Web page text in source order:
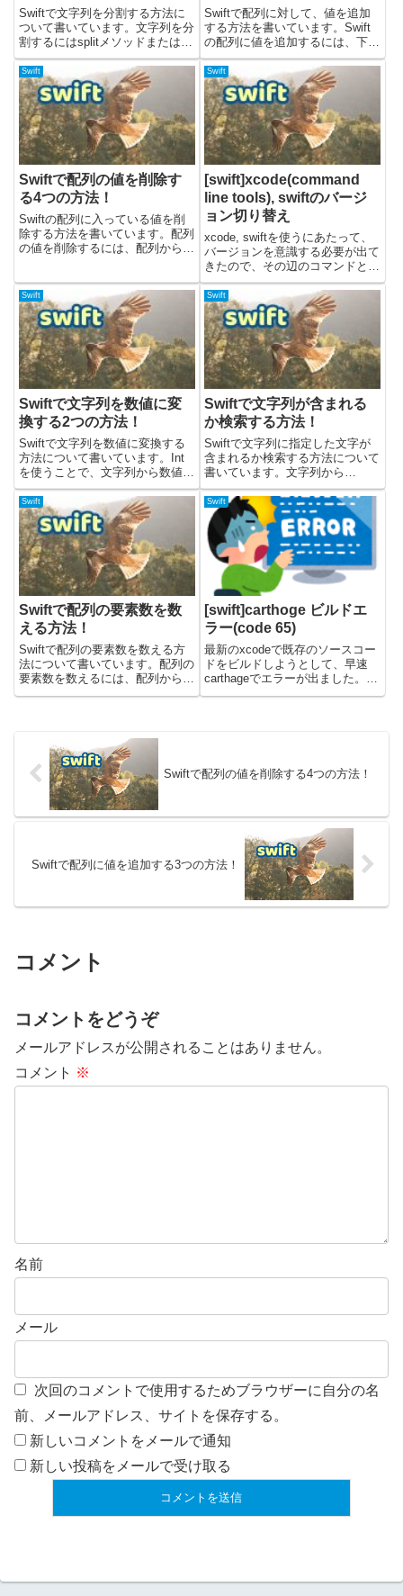
Swiftで文字列を分割する方法に
ついて書いています。文字列を分
割するにはsplitメソッドまたは
componentsメソッドを使うこと
ができます。サンプルコードは、
Swiftバージョン5.7で検証してい
ます。splitメソッドで分割する
文...
Swiftで配列に対して、値を追加
する方法を書いています。Swift
の配列に値を追加するには、下記
の3つの方法があります。・配列
からappendメソッドを呼び出
す。・+=演算子で配列結合のよ
うにして追加する。・配列から
insertメソッドを...
Swift
Swiftで配列の値を削除す
る4つの方法！
Swiftの配列に入っている値を削
除する方法を書いています。配列
の値を削除するには、配列から下
removeAllまた、元の配列の内容
を変えずに、必要のない要素だけ
除きたい場...
Swift
[swift]xcode(command
line tools), swiftのバージ
ョン切り替え
xcode, swiftを使うにあたって、
バージョンを意識する必要が出て
きたので、その辺のコマンドとか
をまとめてみました。carthageで
ライブラリをビルドするときに
xcode(Command Line Tools)のバ
ージョンを意識しな...
Swift
Swiftで文字列を数値に変
換する2つの方法！
Swiftで文字列を数値に変換する
方法について書いています。Int
を使うことで、文字列から数値に
変換することが可能です。サンプ
ルコードは、Swiftバージョン5.7
で検証しています。Intで変換す
るIntを使うことで、文字列から
数値に変換で...
Swift
Swiftで文字列が含まれる
か検索する方法！
Swiftで文字列に指定した文字が
含まれるか検索する方法について
書いています。文字列から
containsメソッドを使うことで、
簡単に含まれるか確認することが
できます。サンプルコードは、
Swiftバージョン5.7で検証してい
ます。文字列が含ま...
Swift
Swiftで配列の要素数を数
える方法！
Swiftで配列の要素数を数える方
法について書いています。配列の
要素数を数えるには、配列から
countを呼び出すだけです。サン
要素数を数える方法Swiftで配列
の要素数を数...
Swift
[swift]carthoge ビルドエ
ラー(code 65)
最新のxcodeで既存のソースコー
ドをビルドしようとして、早速
carthageでエラーが出ました。😩
エラーの内容ターミナル上では下
Swiftで配列の値を削除する4つの方法！
Swiftで配列に値を追加する3つの方法！
コメント
コメントをどうぞ
メールアドレスが公開されることはありません。
コメント ※
名前
メール
次回のコメントで使用するためブラウザーに自分の名
前、メールアドレス、サイトを保存する。
新しいコメントをメールで通知
新しい投稿をメールで受け取る